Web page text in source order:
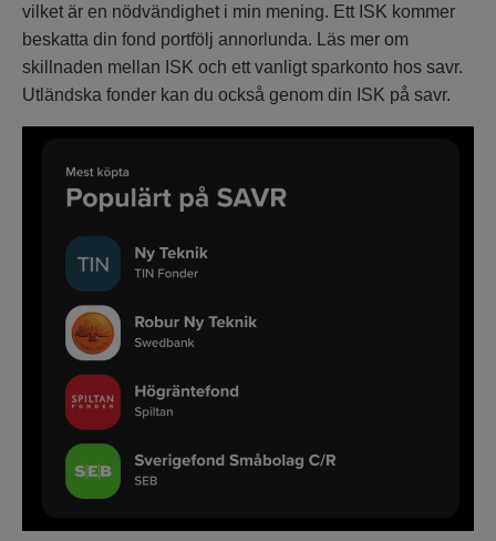
vilket är en nödvändighet i min mening. Ett ISK kommer
beskatta din fond portfölj annorlunda. Läs mer om
skillnaden mellan ISK och ett vanligt sparkonto hos savr.
Utländska fonder kan du också genom din ISK på savr.